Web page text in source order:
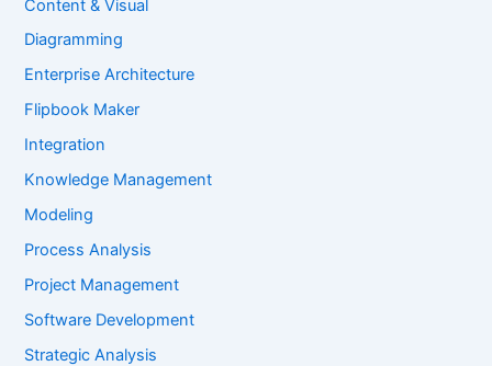
Content & Visual
Diagramming
Enterprise Architecture
Flipbook Maker
Integration
Knowledge Management
Modeling
Process Analysis
Project Management
Software Development
Strategic Analysis